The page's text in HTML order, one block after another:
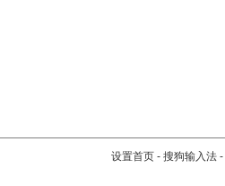
设置首页 - 搜狗输入法 -